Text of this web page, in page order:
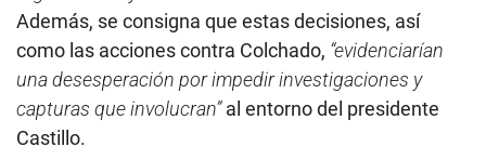
Además, se consigna que estas decisiones, así
como las acciones contra Colchado, “evidenciarían
una desesperación por impedir investigaciones y
capturas que involucran”al entorno del presidente
Castillo.